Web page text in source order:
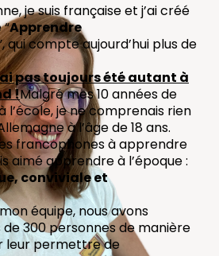
je suis française et j’ai créé
Apprendre
qui compte aujourd’hui plus de
pas toujours été autant à
!Malgré mes 10 années de
l’école, je ne comprenais rien
à l’âge de 18 ans.
les francophones à apprendre
aimé apprendre à l’époque :
conviviale et
équipe, nous avons
300 personnes de manière
leur permettre de